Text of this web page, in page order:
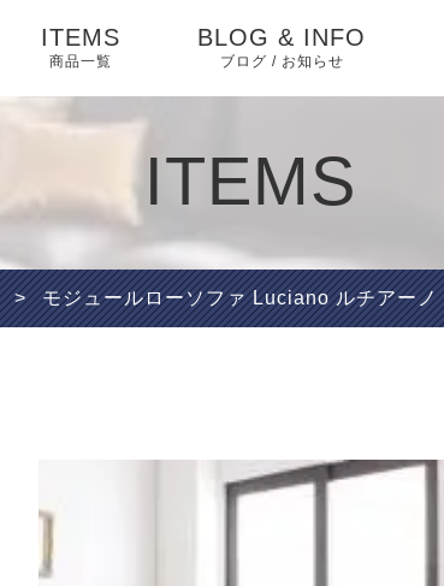
ITEMS
商品一覧
ダイニング
テーブル
椅子
ベッド
マットレス・敷布団
ド
ソファベッド
BLOG & INFO
ブログ / お知らせ
相互リンク
ブログ
ピックアップ
ITEMS
> モジュールローソファ Luciano ルチアーノ